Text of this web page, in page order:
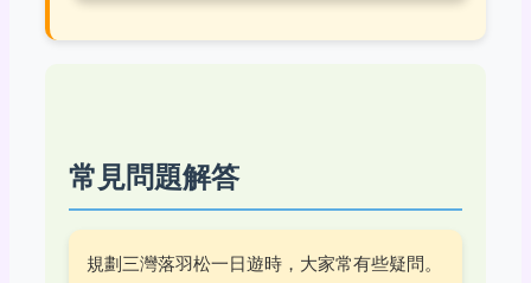
常見問題解答
規劃三灣落羽松一日遊時，大家常有些疑問。